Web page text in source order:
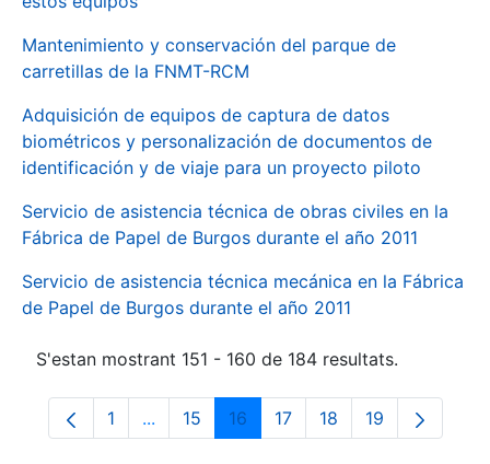
Mantenimiento y conservación del parque de
carretillas de la FNMT-RCM
Adquisición de equipos de captura de datos
biométricos y personalización de documentos de
identificación y de viaje para un proyecto piloto
Servicio de asistencia técnica de obras civiles en la
Fábrica de Papel de Burgos durante el año 2011
Servicio de asistencia técnica mecánica en la Fábrica
de Papel de Burgos durante el año 2011
S'estan mostrant 151 - 160 de 184 resultats.
Pàgina
1 ...Pàgines intermèdies Utilitzeu TAB per
Pàgina
15 Pàgina
16 Pàgina
17 Pàgina
18 Pàgina
19